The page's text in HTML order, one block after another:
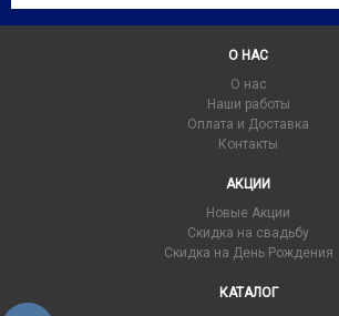
О НАС
О нас
Наши работы
Оплата и Доставка
Контакты
АКЦИИ
Новые Акции
Скидка на свадьбу
Скидка на День Рождения
КАТАЛОГ